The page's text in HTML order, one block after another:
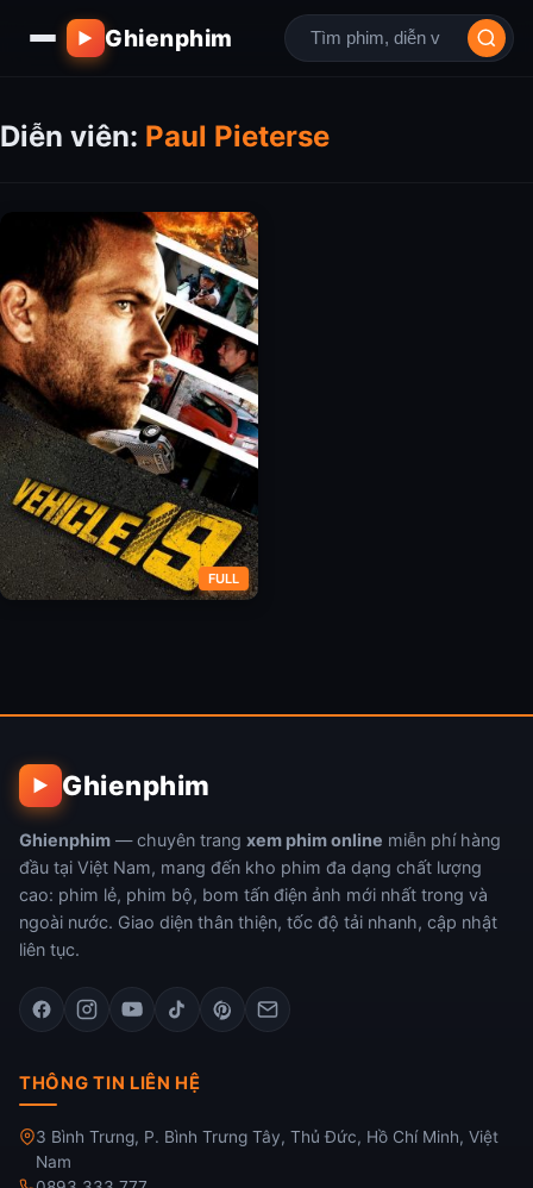
▶ Ghienphim
Diễn viên: Paul Pieterse
FULL
▶ Ghienphim
Ghienphim — chuyên trang xem phim online miễn phí hàng
đầu tại Việt Nam, mang đến kho phim đa dạng chất lượng
cao: phim lẻ, phim bộ, bom tấn điện ảnh mới nhất trong và
ngoài nước. Giao diện thân thiện, tốc độ tải nhanh, cập nhật
liên tục.
THÔNG TIN LIÊN HỆ
3 Bình Trưng, P. Bình Trưng Tây, Thủ Đức, Hồ Chí Minh, Việt
Nam